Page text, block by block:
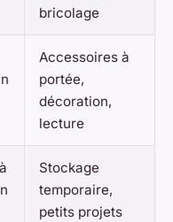
bricolage
Accessoires à
portée,
décoration,
lecture
Stockage
temporaire,
petits projets